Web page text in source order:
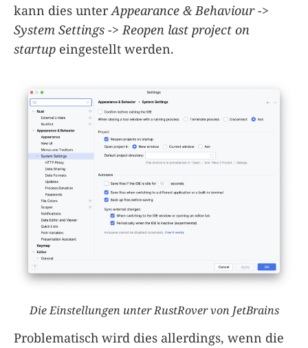
kann dies unterAppearance & Behaviour->
System Settings -> Reopen last project on
startup eingestellt werden.
Die Einstellungen unter RustRover von JetBrains
Problematisch wird dies allerdings, wenn die